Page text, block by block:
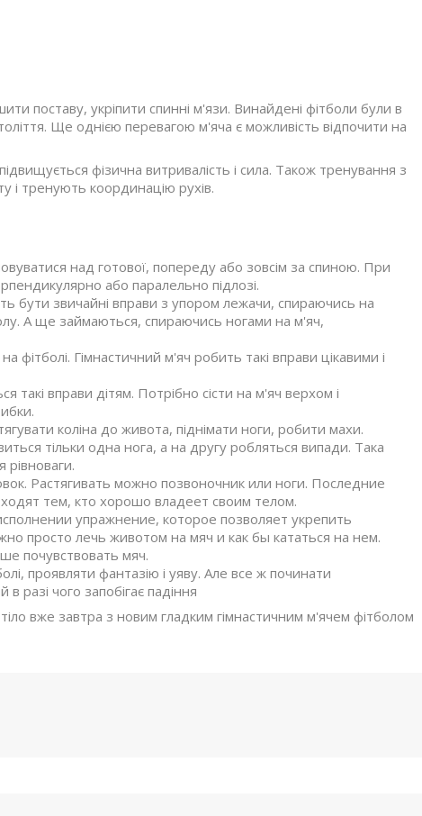
поставу, укріпити спинні м'язи. Винайдені фітболи були в
Ще однією перевагою м'яча є можливість відпочити на
фізична витривалість і сила. Також тренування з
і тренують координацію рухів.
над готової, попереду або зовсім за спиною. При
або паралельно підлозі.
бути звичайні вправи з упором лежачи, спираючись на
А ще займаються, спираючись ногами на м'яч,
фітболі. Гімнастичний м'яч робить такі вправи цікавими і
вправи дітям. Потрібно сісти на м'яч верхом і
коліна до живота, піднімати ноги, робити махи.
тільки одна нога, а на другу робляться випади. Така
рівноваги.
Растягивать можно позвоночник или ноги. Последние
тем, кто хорошо владеет своим телом.
упражнение, которое позволяет укрепить
просто лечь животом на мяч и как бы кататься на нем.
почувствовать мяч.
проявляти фантазію і уяву. Але все ж починати
разі чого запобігає падіння
вже завтра з новим гладким гімнастичним м'ячем фітболом